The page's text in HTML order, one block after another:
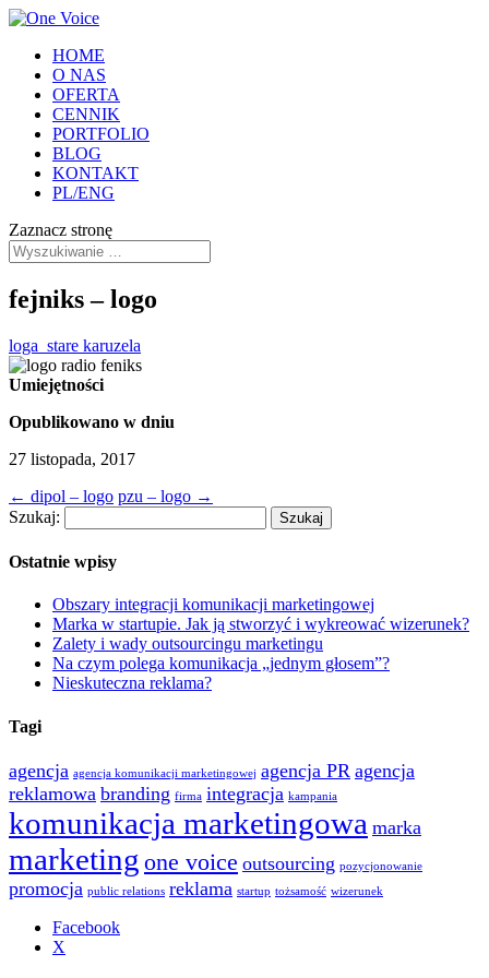
HOME
O NAS
OFERTA
CENNIK
PORTFOLIO
BLOG
KONTAKT
PL/ENG
Zaznacz stronę
fejniks – logo
loga_stare karuzela
Umiejętności
Opublikowano w dniu
27 listopada, 2017
← dipol – logo pzu – logo →
Szukaj:
Ostatnie wpisy
Obszary integracji komunikacji marketingowej
Marka w startupie. Jak ją stworzyć i wykreować wizerunek?
Zalety i wady outsourcingu marketingu
Na czym polega komunikacja „jednym głosem”?
Nieskuteczna reklama?
Tagi
agencja agencja komunikacji marketingowej agencja PR agencja
reklamowa branding firma integracja kampania
komunikacja marketingowa marka
marketing one voice outsourcing pozycjonowanie
promocja public relations reklama startup tożsamość wizerunek
Facebook
X